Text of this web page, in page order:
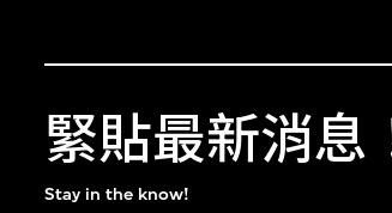
緊貼最新消息
Stay in the know!